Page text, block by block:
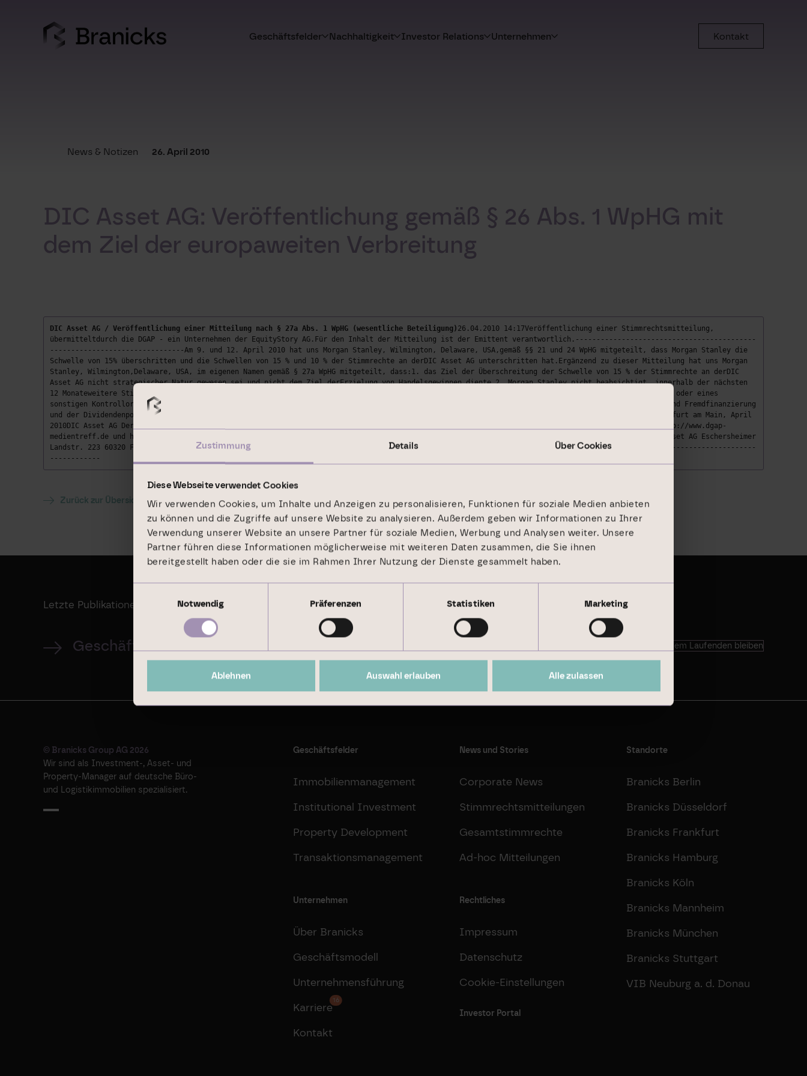
Zustimmung Details Über Cookies
Diese Webseite verwendet Cookies
Wir verwenden Cookies, um Inhalte und Anzeigen zu personalisieren, Funktionen für soziale Medien anbieten
zu können und die Zugriffe auf unsere Website zu analysieren. Außerdem geben wir Informationen zu Ihrer
Verwendung unserer Website an unsere Partner für soziale Medien, Werbung und Analysen weiter. Unsere
Partner führen diese Informationen möglicherweise mit weiteren Daten zusammen, die Sie ihnen
bereitgestellt haben oder die sie im Rahmen Ihrer Nutzung der Dienste gesammelt haben.
Notwendig
Präferenzen Statistiken Marketing
Ablehnen Auswahl erlauben Alle zulassen
Geschäftsfelder Nachhaltigkeit Investor Relations Unternehmen Kontakt
News & Notizen 26. April 2010
DIC Asset AG: Veröffentlichung gemäß § 26 Abs. 1 WpHG mit
dem Ziel der europaweiten Verbreitung
DIC Asset AG / Veröffentlichung einer Mitteilung nach § 27a Abs. 1 WpHG (wesentliche Beteiligung) 26.04.2010 14:17Veröffentlichung einer Stimmrechtsmitteilung,
übermitteltdurch die DGAP - ein Unternehmen der EquityStory AG.Für den Inhalt der Mitteilung ist der Emittent verantwortlich.-------------------------------------------
--------------------------------Am 9. und 12. April 2010 hat uns Morgan Stanley, Wilmington, Delaware, USA,gemäß §§ 21 und 24 WpHG mitgeteilt, dass Morgan Stanley die
Schwelle von 15% überschritten und die Schwellen von 15 % und 10 % der Stimmrechte an derDIC Asset AG unterschritten hat.Ergänzend zu dieser Mitteilung hat uns Morgan
Stanley, Wilmington,Delaware, USA, im eigenen Namen gemäß § 27a WpHG mitgeteilt, dass:1. das Ziel der Überschreitung der Schwelle von 15 % der Stimmrechte an derDIC
Asset AG nicht strategischer Natur gewesen sei und nicht dem Ziel derErzielung von Handelsgewinnen diente.2. Morgan Stanley nicht beabsichtigt, innerhalb der nächsten
12 Monateweitere Stimmrechte an der DIC Asset AG zu erlangen.3. Morgan Stanley keine Einflussnahme auf die Besetzung des Vorstands oderAufsichtsrats oder eines
sonstigen Kontrollorgans der DIC Asset AG anstrebtund4. Morgan Stanley keine wesentliche Änderung der Kapitalstruktur, desVerhältnisses von Eigen- und Fremdfinanzierung
und der Dividendenpolitikder DIC Asset AG anstrebt.Der Erwerb der Stimmrechte ist sowohl mit Eigen- als auch mit Fremdkapitalfinanziert worden.Frankfurt am Main, April
2010DIC Asset AG Der Vorstand26.04.2010 Ad-hoc-Meldungen, Finanznachrichten und Pressemitteilungen übermittelt durch die DGAP.Medienarchiv unter http://www.dgap-
medientreff.de und http://www.dgap.de--------------------------------------------------------------------------- Sprache: DeutschUnternehmen: DIC Asset AG Eschersheimer
Landstr. 223 60320 Frankfurt DeutschlandInternet: www.dic-asset.de Ende der Mitteilung DGAP News-Service ---------------------------------------------------------------
------------
Zurück zur Übersicht
Letzte Publikationen
Geschäftsbericht 2024 Nachhaltigkeitsbericht 2024 Auf dem Laufenden bleiben
© Branicks Group AG 2026
Wir sind als ­Investment-, ­Asset- und
­Property-Manager auf deutsche ­Büro-
und Logistikimmobilien spezialisiert.
Geschäftsfelder
Immobilienmanagement
Institutional Investment
Property Development
Transaktionsmanagement
Unternehmen
Über Branicks
Geschäftsmodell
Unternehmensführung
Karriere
16
Kontakt
News und Stories
Corporate News
Stimmrechtsmitteilungen
Gesamtstimmrechte
Ad-hoc Mitteilungen
Rechtliches
Impressum
Datenschutz
Cookie-Einstellungen
Investor Portal
Standorte
Branicks Berlin
Branicks Düsseldorf
Branicks Frankfurt
Branicks Hamburg
Branicks Köln
Branicks Mannheim
Branicks München
Branicks Stuttgart
VIB Neuburg a. d. Donau